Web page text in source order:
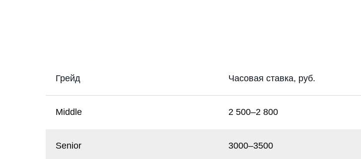
Грейд Часовая ставка, руб.
Middle 2 500–2 800
Senior 3000–3500